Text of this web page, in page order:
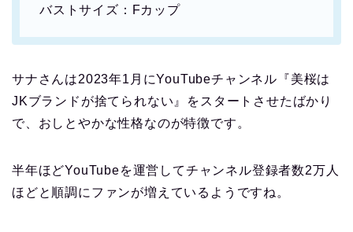
バストサイズ：Fカップ
サナさんは2023年1月にYouTubeチャンネル『美桜は
JKブランドが捨てられない』をスタートさせたばかり
で、おしとやかな性格なのが特徴です。
半年ほどYouTubeを運営してチャンネル登録者数2万人
ほどと順調にファンが増えているようですね。